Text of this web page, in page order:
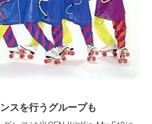
スを行うグループも